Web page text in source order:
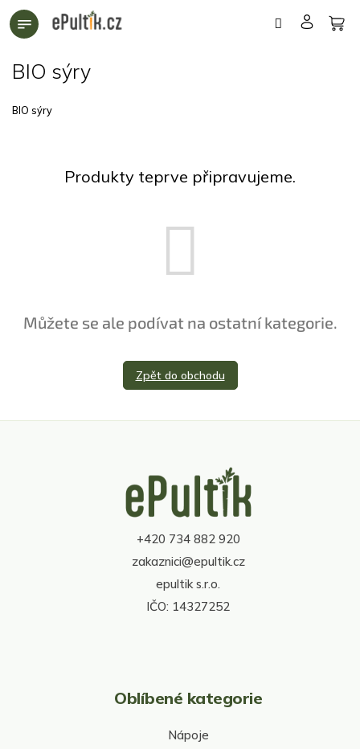
Přejít
na
BIO sýry
BIO sýry
Produkty teprve připravujeme.
Můžete se ale podívat na ostatní kategorie.
Zpět do obchodu
+420 734 882 920
zakaznici@epultik.cz
epultik s.r.o.
IČO: 14327252
Oblíbené kategorie
Nápoje